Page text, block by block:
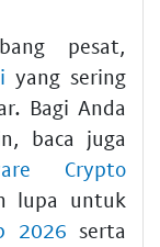
pesat,
yang sering
Bagi Anda
baca juga
Crypto
lupa untuk
2026 serta